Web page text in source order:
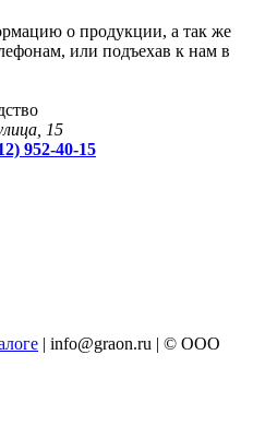
о продукции, а так же
или подъехав к нам в
15
952-40-15
| info@graon.ru | © ООО